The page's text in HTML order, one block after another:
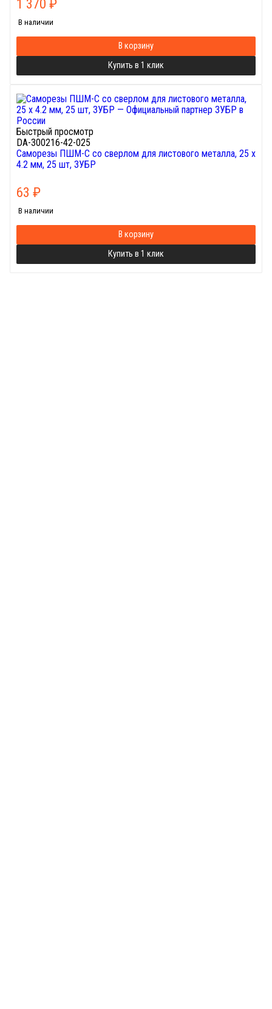
1 370 ₽
В наличии
В корзину
Купить в 1 клик
Быстрый просмотр
DA-300216-42-025
Саморезы ПШМ-С со сверлом для листового металла, 25 х
4.2 мм, 25 шт, ЗУБР
63 ₽
В наличии
В корзину
Купить в 1 клик